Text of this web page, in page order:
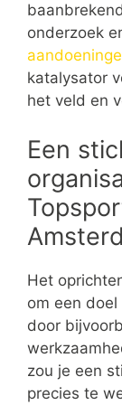
onderzoek
katalysator
het veld en
Een
Het
om een
door
zou je een
precies te